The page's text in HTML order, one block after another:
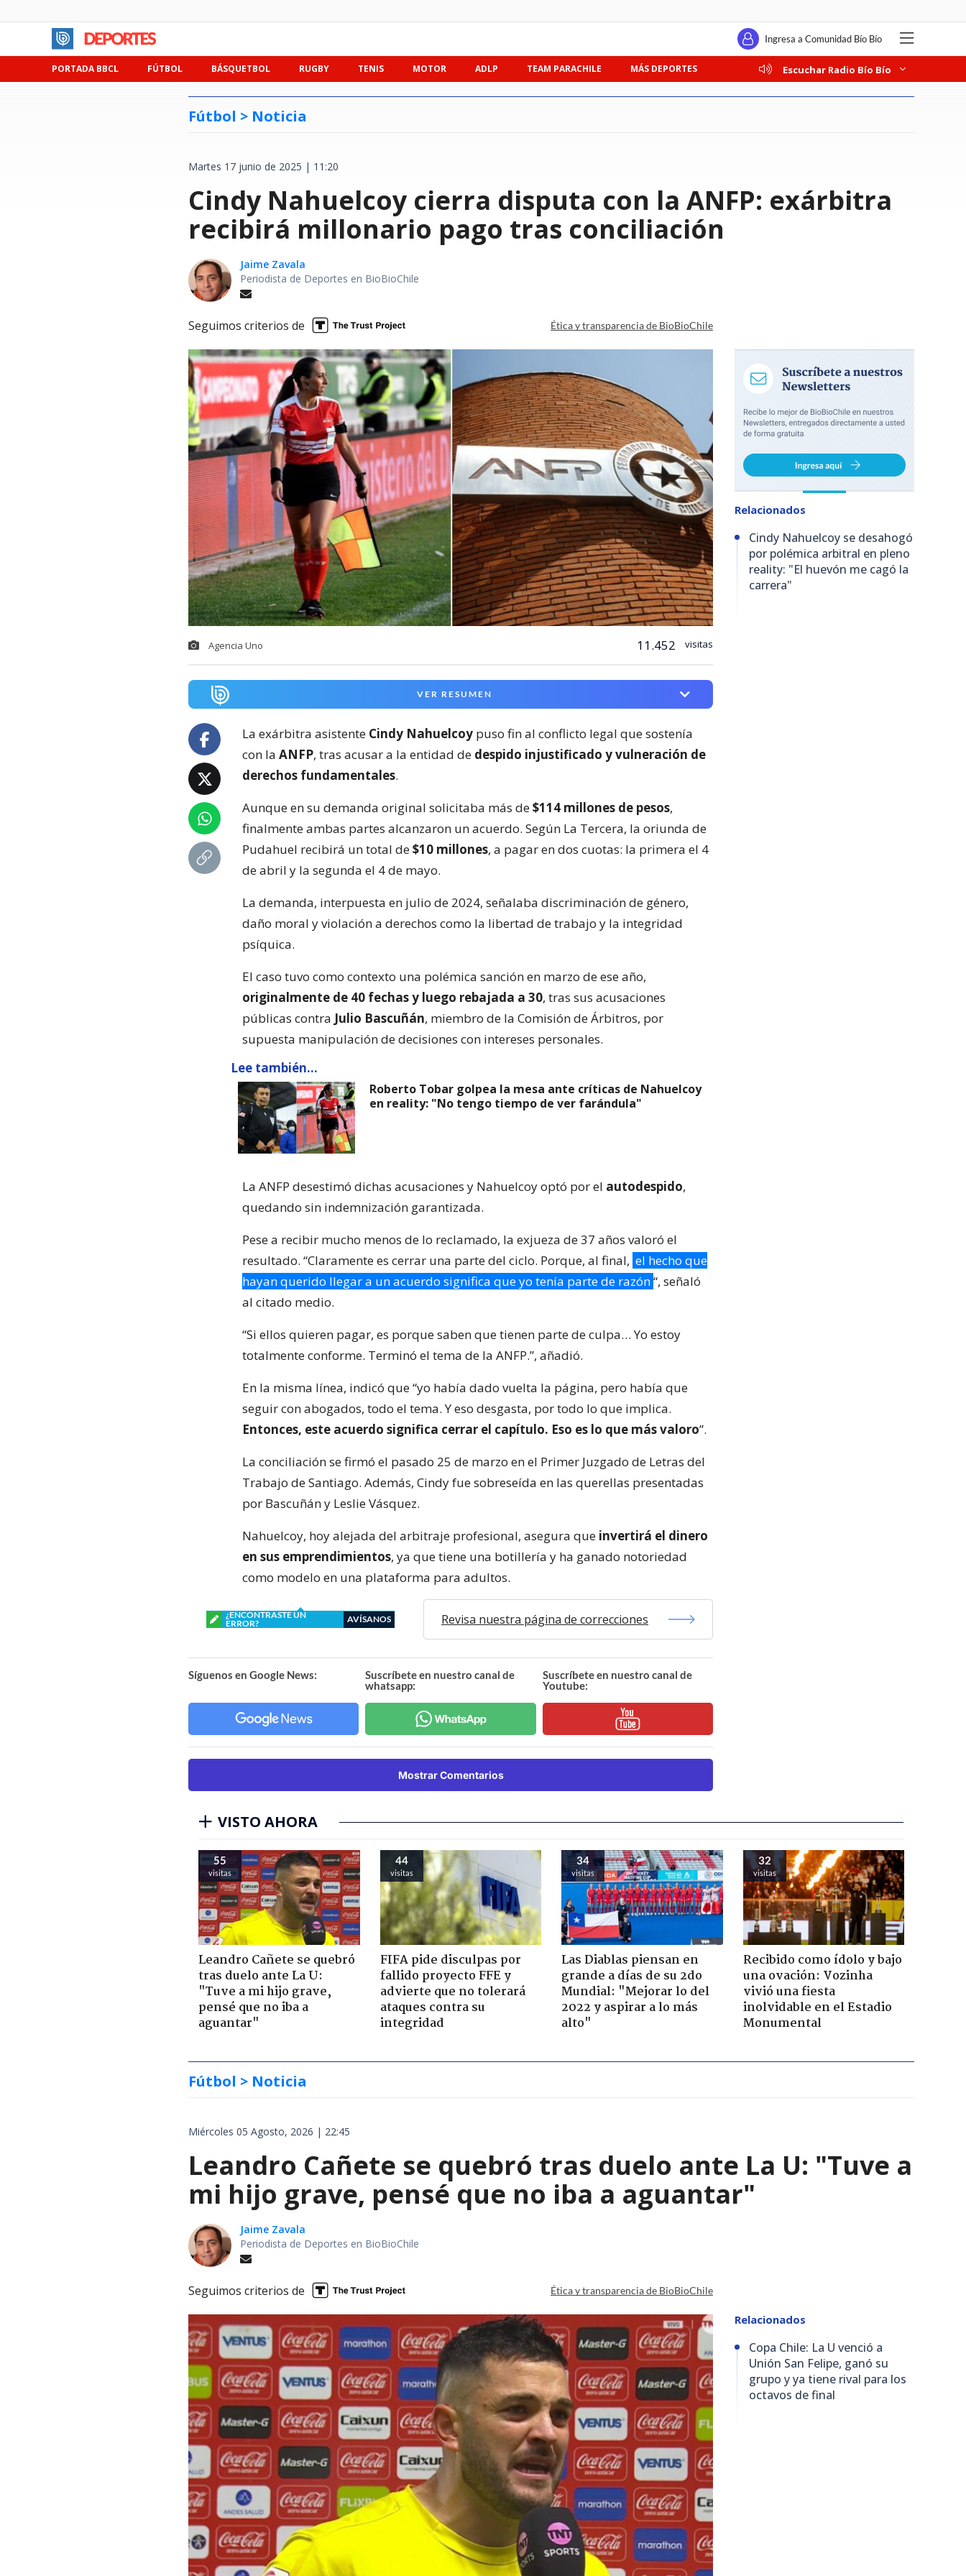
Ingresa a Comunidad Bío Bío
PORTADA BBCL FÚTBOL BÁSQUETBOL RUGBY TENIS MOTOR ADLP TEAM PARACHILE MÁS DEPORTES Escuchar Radio Bío Bío
Fútbol > Noticia
Martes 17 junio de 2025 | 11:20
Cindy Nahuelcoy cierra disputa con la ANFP: exárbitra
recibirá millonario pago tras conciliación
Jaime Zavala
Periodista de Deportes en BioBioChile
Seguimos criterios de Ética y transparencia de BioBioChile
Agencia Uno 11.452 visitas
VER RESUMEN
La exárbitra asistente Cindy Nahuelcoy puso fin al conflicto legal que sostenía
con la ANFP, tras acusar a la entidad de despido injustificado y vulneración de
derechos fundamentales.
Aunque en su demanda original solicitaba más de$114 millones de pesos,
finalmente ambas partes alcanzaron un acuerdo. Según La Tercera, la oriunda de
Pudahuel recibirá un total de$10 millones, a pagar en dos cuotas: la primera el 4
de abril y la segunda el 4 de mayo.
La demanda, interpuesta en julio de 2024, señalaba discriminación de género,
daño moral y violación a derechos como la libertad de trabajo y la integridad
psíquica.
El caso tuvo como contexto una polémica sanción en marzo de ese año,
originalmente de 40 fechas y luego rebajada a 30, tras sus acusaciones
públicas contra Julio Bascuñán, miembro de la Comisión de Árbitros, por
supuesta manipulación de decisiones con intereses personales.
Lee también...
Roberto Tobar golpea la mesa ante críticas de Nahuelcoy
en reality: "No tengo tiempo de ver farándula"
La ANFP desestimó dichas acusaciones y Nahuelcoy optó por el autodespido,
quedando sin indemnización garantizada.
Pese a recibir mucho menos de lo reclamado, la exjueza de 37 años valoró el
resultado. “Claramente es cerrar una parte del ciclo. Porque, al final, el hecho que
hayan querido llegar a un acuerdo significa que yo tenía parte de razón“, señaló
al citado medio.
“Si ellos quieren pagar, es porque saben que tienen parte de culpa… Yo estoy
totalmente conforme. Terminó el tema de la ANFP.”, añadió.
En la misma línea, indicó que “yo había dado vuelta la página, pero había que
seguir con abogados, todo el tema. Y eso desgasta, por todo lo que implica.
Entonces, este acuerdo significa cerrar el capítulo. Eso es lo que más valoro”.
La conciliación se firmó el pasado 25 de marzo en el Primer Juzgado de Letras del
Trabajo de Santiago. Además, Cindy fue sobreseída en las querellas presentadas
por Bascuñán y Leslie Vásquez.
Nahuelcoy, hoy alejada del arbitraje profesional, asegura que invertirá el dinero
en sus emprendimientos, ya que tiene una botillería y ha ganado notoriedad
como modelo en una plataforma para adultos.
¿ENCONTRASTE UN
ERROR?
AVÍSANOS Revisa nuestra página de correcciones
Síguenos en Google News:
Suscríbete en nuestro canal de
whatsapp:
Suscríbete en nuestro canal de
Youtube:
Mostrar Comentarios
Relacionados
Cindy Nahuelcoy se desahogó
por polémica arbitral en pleno
reality: "El huevón me cagó la
carrera"
VISTO AHORA
55
visitas
Leandro Cañete se quebró
tras duelo ante La U:
"Tuve a mi hijo grave,
pensé que no iba a
aguantar"
44
visitas
FIFA pide disculpas por
fallido proyecto FFE y
advierte que no tolerará
ataques contra su
integridad
34
visitas
Las Diablas piensan en
grande a días de su 2do
Mundial: "Mejorar lo del
2022 y aspirar a lo más
alto"
32
visitas
Recibido como ídolo y bajo
una ovación: Vozinha
vivió una fiesta
inolvidable en el Estadio
Monumental
Fútbol > Noticia
Miércoles 05 Agosto, 2026 | 22:45
Leandro Cañete se quebró tras duelo ante La U: "Tuve a
mi hijo grave, pensé que no iba a aguantar"
Jaime Zavala
Periodista de Deportes en BioBioChile
Seguimos criterios de Ética y transparencia de BioBioChile
Relacionados
Copa Chile: La U venció a
Unión San Felipe, ganó su
grupo y ya tiene rival para los
octavos de final